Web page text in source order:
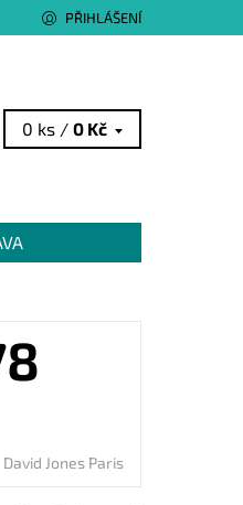
PŘIHLÁŠENÍ
0 ks /0 Kč
David Jones Paris